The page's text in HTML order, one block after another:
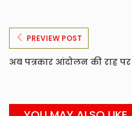
PREVIEW POST
अब पत्रकार आंदोलन की राह पर